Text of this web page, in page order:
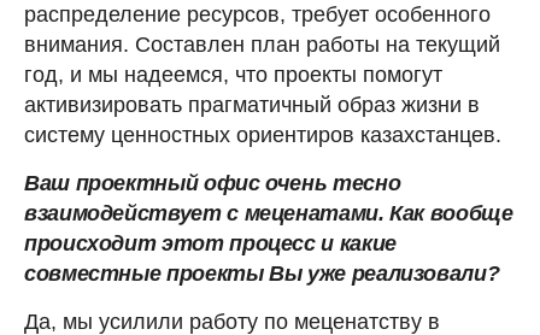
распределение ресурсов, требует особенного
внимания. Составлен план работы на текущий
год, и мы надеемся, что проекты помогут
активизировать прагматичный образ жизни в
систему ценностных ориентиров казахстанцев.
Ваш проектный офис очень тесно
взаимодействует с меценатами. Как вообще
происходит этот процесс и какие
совместные проекты Вы уже реализовали?
Да, мы усилили работу по меценатству в